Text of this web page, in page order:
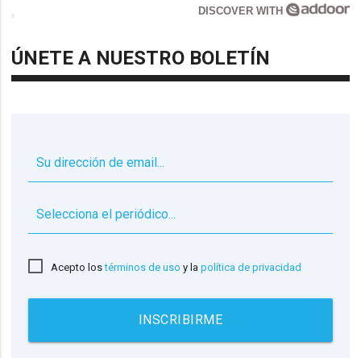
DISCOVER WITH
ÚNETE A NUESTRO BOLETÍN
Acepto lostérminos de uso y lapolítica de privacidad
INSCRIBIRME